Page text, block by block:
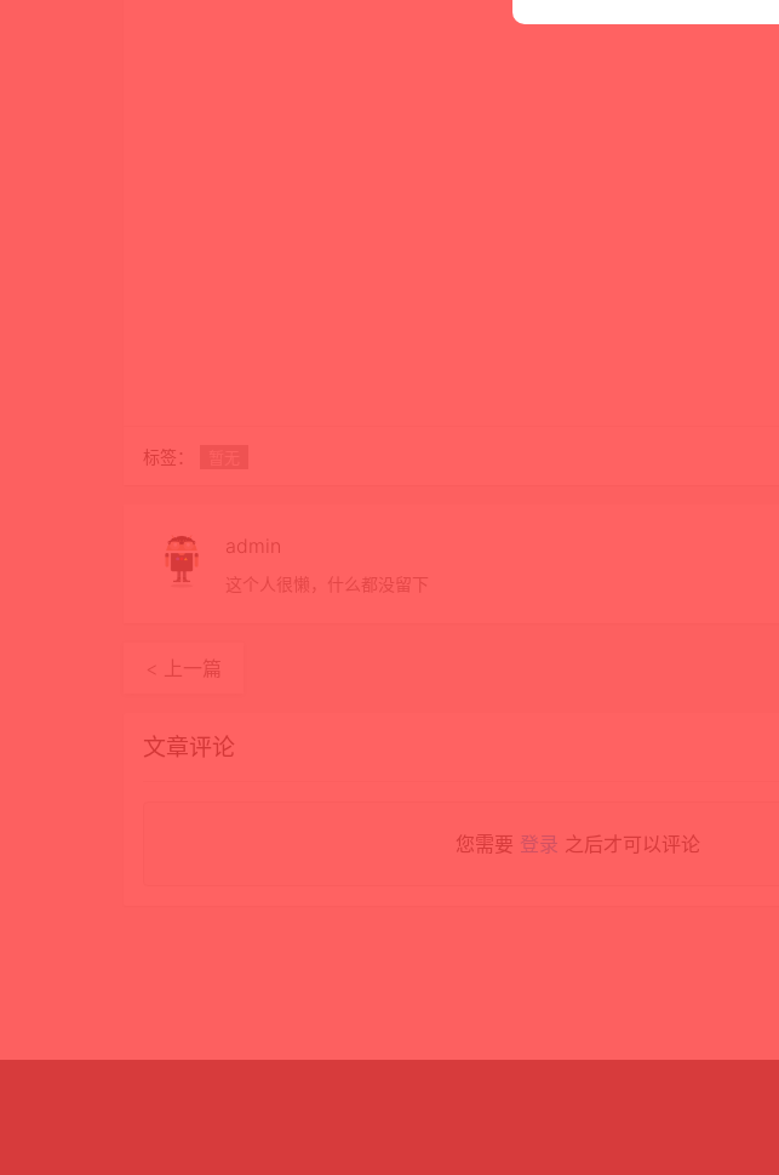
标签：
admin
这个人很懒，什么都没留下
< 上一篇
文章评论
您需要 登录 之后才可以评论